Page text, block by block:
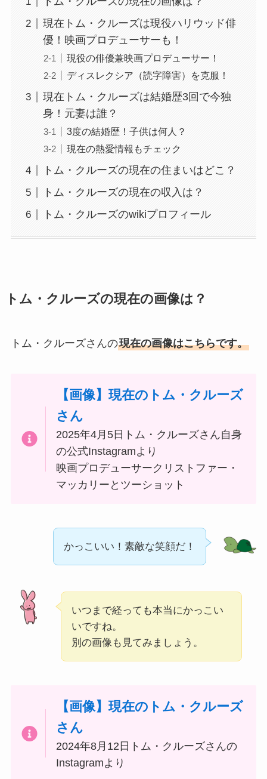
現在トム・クルーズは現役ハリウッド俳
優！映画プロデューサーも！
現役の俳優兼映画プロデューサー！
ディスレクシア（読字障害）を克服！
現在トム・クルーズは結婚歴3回で今独
身！元妻は誰？
3度の結婚歴！子供は何人？
現在の熱愛情報もチェック
トム・クルーズの現在の住まいはどこ？
トム・クルーズの現在の収入は？
トム・クルーズのwikiプロフィール
トム・クルーズの現在の画像は？
トム・クルーズさんの現在の画像はこちらです。
【画像】現在のトム・クルーズ
さん
2025年4月5日トム・クルーズさん自身
の公式Instagramより
映画プロデューサークリストファー・
マッカリーとツーショット
かっこいい！素敵な笑顔だ！
いつまで経っても本当にかっこい
いですね。
別の画像も見てみましょう。
【画像】現在のトム・クルーズ
さん
2024年8月12日トム・クルーズさんの
Instagramより